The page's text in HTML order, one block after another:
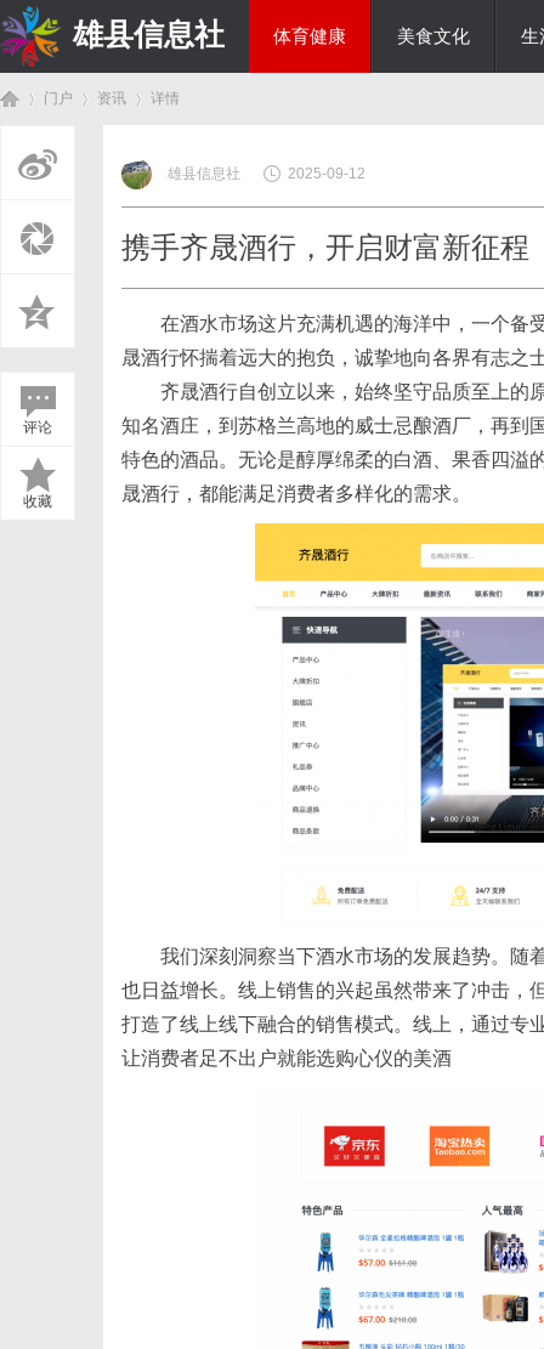
雄县信息社 体育健康 美食文化 生
门户 资讯
›
详情
评论
收藏
雄县信息社 2025-09-12
携手齐晟酒行，开启财富新征程
在酒水市场这片充满机遇的海洋中，一个备
晟酒行怀揣着远大的抱负，诚挚地向各界有志之
齐晟酒行自创立以来，始终坚守品质至上的
知名酒庄，到苏格兰高地的威士忌酿酒厂，再到
特色的酒品。无论是醇厚绵柔的白酒、果香四溢
晟酒行，都能满足消费者多样化的需求。
我们深刻洞察当下酒水市场的发展趋势。随
也日益增长。线上销售的兴起虽然带来了冲击，
打造了线上线下融合的销售模式。线上，通过专
让消费者足不出户就能选购心仪的美酒